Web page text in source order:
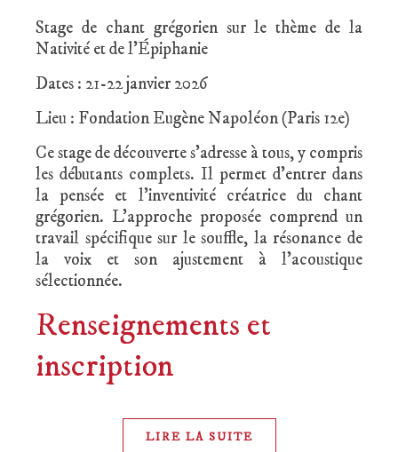
Stage de chant grégorien sur le thème de la
Nativité et de l’Épiphanie
Dates : 21-22 janvier 2026
Lieu : Fondation Eugène Napoléon (Paris 12e)
Ce stage de découverte s’adresse à tous, y compris
les débutants complets. Il permet d’entrer dans
la pensée et l’inventivité créatrice du chant
grégorien. L’approche proposée comprend un
travail spécifique sur le souffle, la résonance de
la voix et son ajustement à l’acoustique
sélectionnée.
Renseignements et
inscription
LIRE LA SUITE